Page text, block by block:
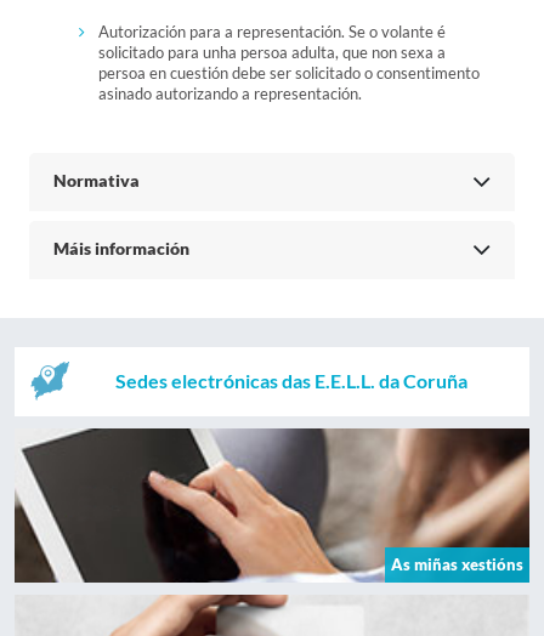
Autorización para a representación. Se o volante é
solicitado para unha persoa adulta, que non sexa a
persoa en cuestión debe ser solicitado o consentimento
asinado autorizando a representación.
Normativa
Máis información
Sedes electrónicas das E.E.L.L. da Coruña
As miñas xestións